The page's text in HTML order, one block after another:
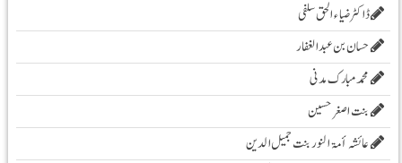
ڈاکٹر ضیاء الحق سلفی
حسان بن عبدالغفار
محمد مبارک مدنی
بنت اصغر حسین
عائشہ أمۃ النور بنت جمیل الدین